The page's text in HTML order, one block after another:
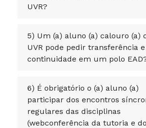
UVR?
5) Um (a) aluno (a) calouro (a)
UVR pode pedir transferência
continuidade em um polo
6) É obrigatório o (a) aluno (a)
participar dos encontros
regulares das disciplinas
(webconferência da tutoria e do